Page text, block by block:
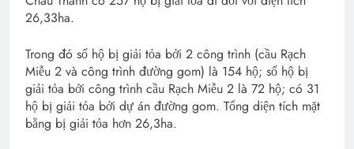
26,33ha.
Trong đó số hộ bị giải tỏa bởi 2 công trình (cầu Rạch
Miễu 2 và công trình đường gom) là 154 hộ; số hộ bị
giải tỏa bởi công trình cầu Rạch Miễu 2 là 72 hộ; có 31
hộ bị giải tỏa bởi dự án đường gom. Tổng diện tích mặt
bằng bị giải tỏa hơn 26,3ha.